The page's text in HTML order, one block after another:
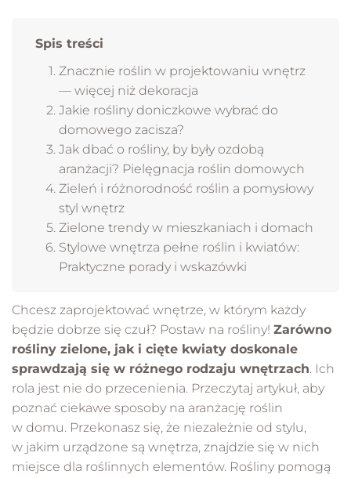
Spis treści
Znacznie roślin w projektowaniu wnętrz
— więcej niż dekoracja
Jakie rośliny doniczkowe wybrać do
domowego zacisza?
Jak dbać o rośliny, by były ozdobą
aranżacji? Pielęgnacja roślin domowych
Zieleń i różnorodność roślin a pomysłowy
styl wnętrz
Zielone trendy w mieszkaniach i domach
Stylowe wnętrza pełne roślin i kwiatów:
Praktyczne porady i wskazówki
Chcesz zaprojektować wnętrze, w którym każdy
będzie dobrze się czuł? Postaw na rośliny! Zarówno
rośliny zielone, jak i cięte kwiaty doskonale
sprawdzają się w różnego rodzaju wnętrzach. Ich
rola jest nie do przecenienia. Przeczytaj artykuł, aby
poznać ciekawe sposoby na aranżację roślin
w domu. Przekonasz się, że niezależnie od stylu,
w jakim urządzone są wnętrza, znajdzie się w nich
miejsce dla roślinnych elementów. Rośliny pomogą